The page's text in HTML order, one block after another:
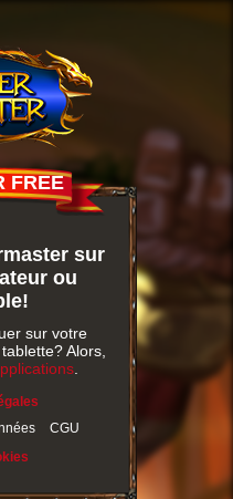
FREE
sur
ou
sur votre
Alors,
.
CGU